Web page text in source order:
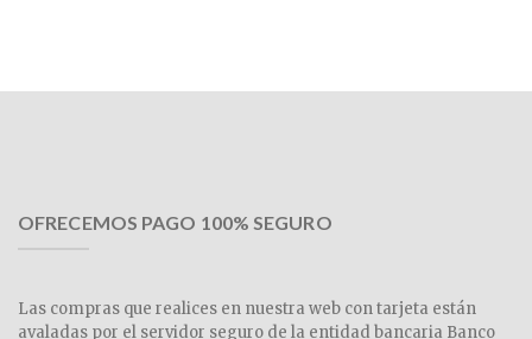
OFRECEMOS PAGO 100% SEGURO
Las compras que realices en nuestra web con tarjeta están
avaladas por el servidor seguro de la entidad bancaria Banco